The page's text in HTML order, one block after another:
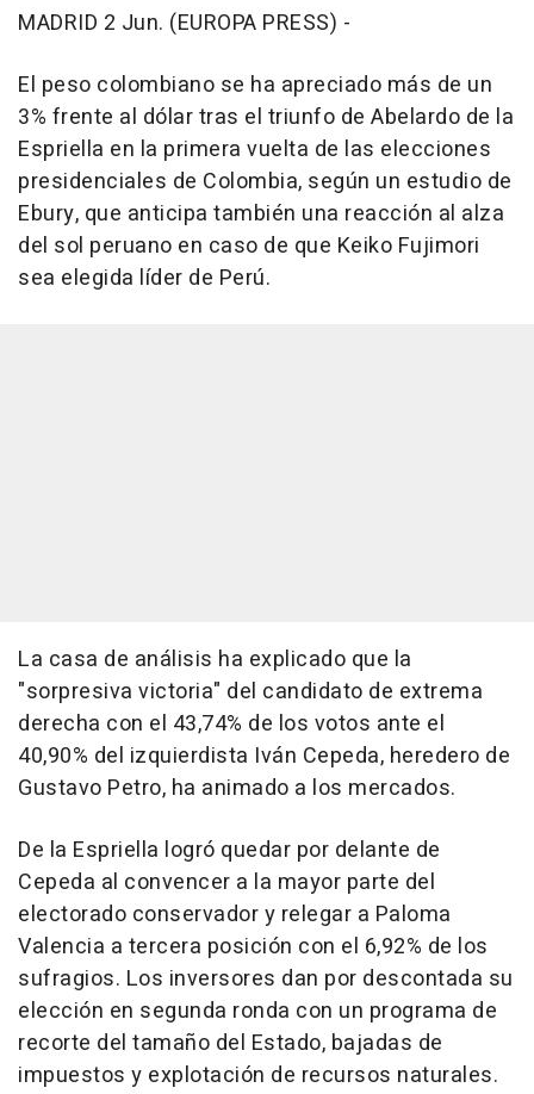
MADRID 2 Jun. (EUROPA PRESS) -
El peso colombiano se ha apreciado más de un
3% frente al dólar tras el triunfo de Abelardo de la
Espriella en la primera vuelta de las elecciones
presidenciales de Colombia, según un estudio de
Ebury, que anticipa también una reacción al alza
del sol peruano en caso de que Keiko Fujimori
sea elegida líder de Perú.
La casa de análisis ha explicado que la
"sorpresiva victoria" del candidato de extrema
derecha con el 43,74% de los votos ante el
40,90% del izquierdista Iván Cepeda, heredero de
Gustavo Petro, ha animado a los mercados.
De la Espriella logró quedar por delante de
Cepeda al convencer a la mayor parte del
electorado conservador y relegar a Paloma
Valencia a tercera posición con el 6,92% de los
sufragios. Los inversores dan por descontada su
elección en segunda ronda con un programa de
recorte del tamaño del Estado, bajadas de
impuestos y explotación de recursos naturales.